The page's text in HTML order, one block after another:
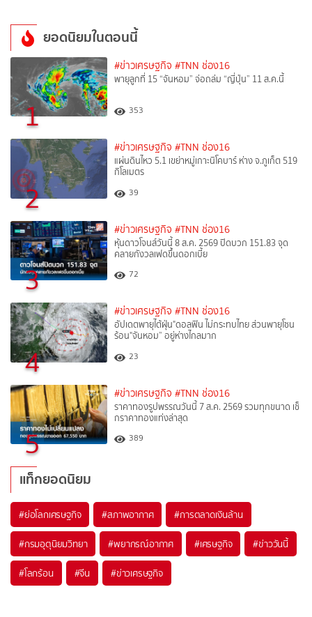
ยอดนิยมในตอนนี้
1
#ข่าวเศรษฐกิจ #TNN ช่อง16
พายุลูกที่ 15 “จันหอม” จ่อถล่ม “ญี่ปุ่น” 11 ส.ค.นี้
353
2
#ข่าวเศรษฐกิจ #TNN ช่อง16
แผ่นดินไหว 5.1 เขย่าหมู่เกาะนิโคบาร์ ห่าง จ.ภูเก็ต 519
กิโลเมตร
39
3
#ข่าวเศรษฐกิจ #TNN ช่อง16
หุ้นดาวโจนส์วันนี้ 8 ส.ค. 2569 ปิดบวก 151.83 จุด
คลายกังวลเฟดขึ้นดอกเบี้ย
72
4
#ข่าวเศรษฐกิจ #TNN ช่อง16
อัปเดตพายุไต้ฝุ่น"ดอลฟิน ไม่กระทบไทย ส่วนพายุโซน
ร้อน"จันหอม” อยู่ห่างไกลมาก
23
5
#ข่าวเศรษฐกิจ #TNN ช่อง16
ราคาทองรูปพรรณวันนี้ 7 ส.ค. 2569 รวมทุกขนาด เช็
กราคาทองแท่งล่าสุด
389
แท็กยอดนิยม
#ย่อโลกเศรษฐกิจ #สภาพอากาศ #การตลาดเงินล้าน
#กรมอุตุนิยมวิทยา #พยากรณ์อากาศ #เศรษฐกิจ #ข่าววันนี้
#โลกร้อน #จีน #ข่าวเศรษฐกิจ